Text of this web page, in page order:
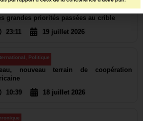
grandes priorités passées au crible
23:11
19 juillet 2026
Politique
nouveau terrain de coopération
10:39
18 juillet 2026